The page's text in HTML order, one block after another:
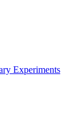
Experiments